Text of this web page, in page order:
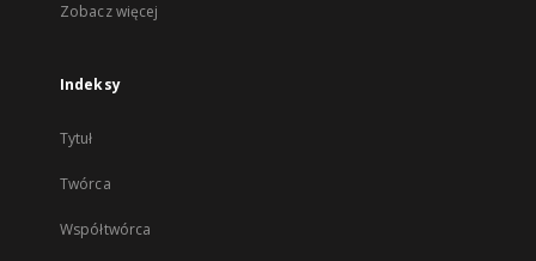
Zobacz więcej
Indeksy
Tytuł
Twórca
Współtwórca